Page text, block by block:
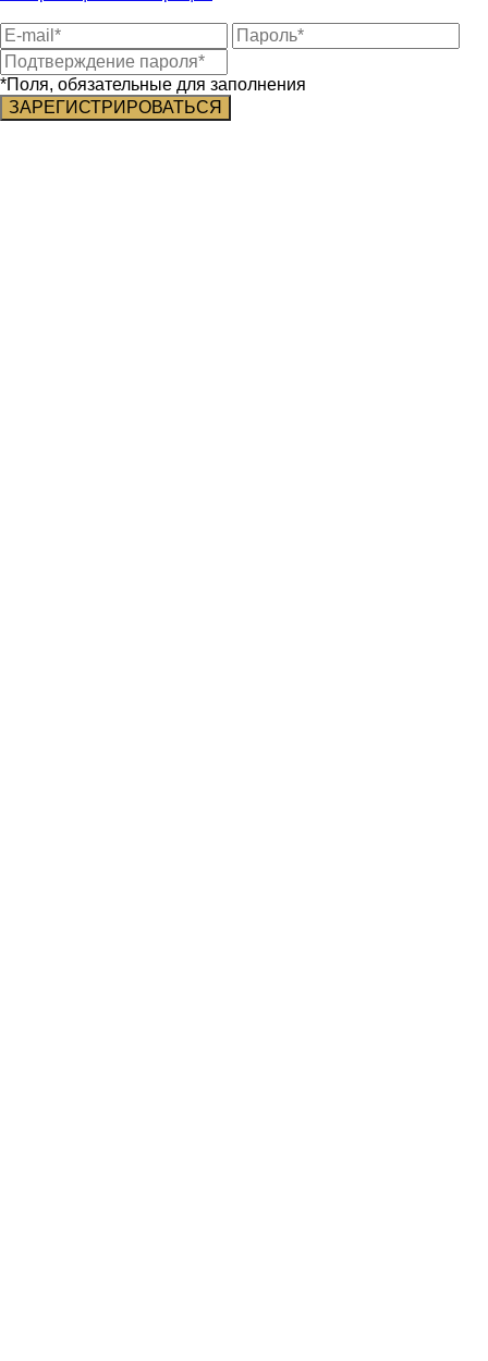
*Поля, обязательные для заполнения